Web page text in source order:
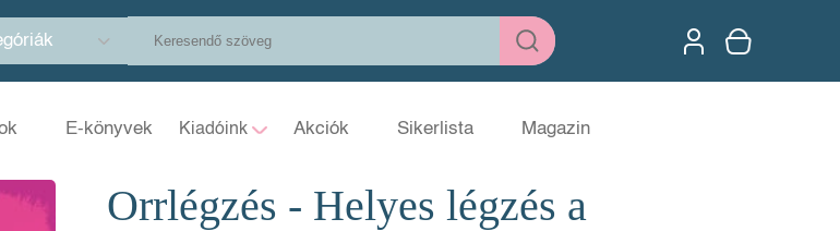
E-könyvek Kiadóink Akciók Sikerlista Magazin
Orrlégzés - Helyes légzés a